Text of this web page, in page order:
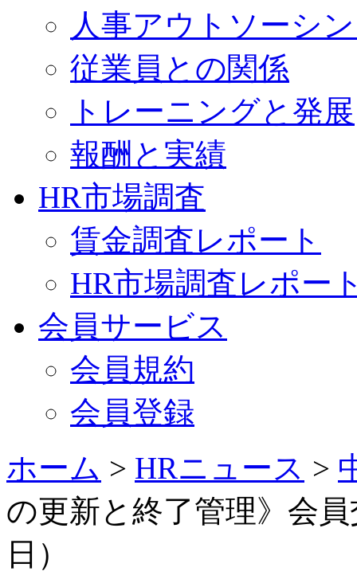
人事アウトソーシ
従業員との関係
トレーニングと発展
報酬と実績
HR市場調査
賃金調査レポート
HR市場調査レポー
会員サービス
会員規約
会員登録
ホーム > HRニュース >
の更新と終了管理》会
日）